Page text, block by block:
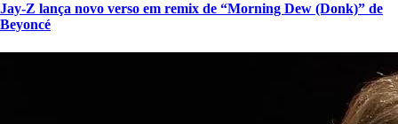
Jay-Z lança novo verso em remix de “Morning Dew (Donk)” de
Beyoncé